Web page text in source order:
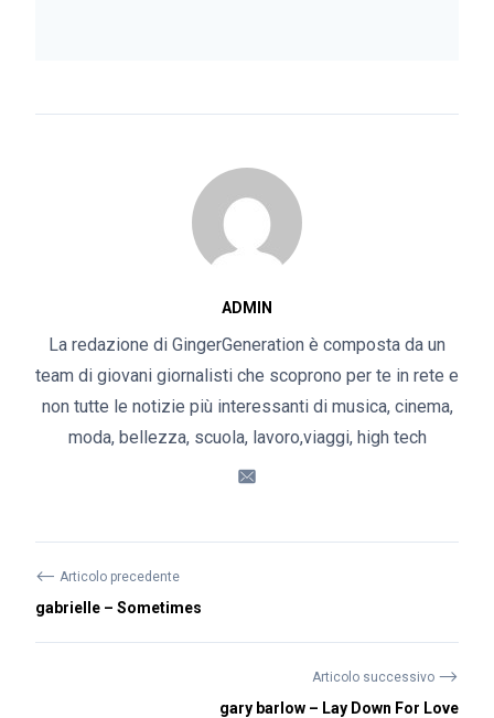
ADMIN
La redazione di GingerGeneration è composta da un
team di giovani giornalisti che scoprono per te in rete e
non tutte le notizie più interessanti di musica, cinema,
moda, bellezza, scuola, lavoro,viaggi, high tech
⟵ Articolo precedente
gabrielle – Sometimes
Articolo successivo ⟶
gary barlow – Lay Down For Love